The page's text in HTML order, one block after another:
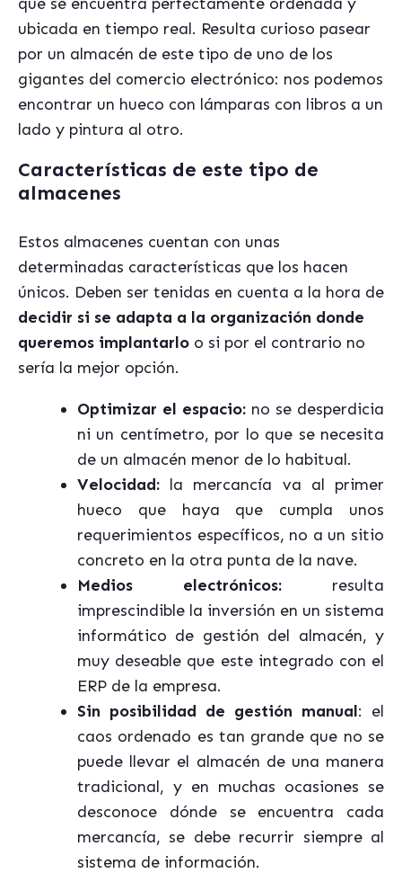
ubicada en tiempo real. Resulta curioso pasear
por un almacén de este tipo de uno de los
gigantes del comercio electrónico: nos podemos
encontrar un hueco con lámparas con libros a un
lado y pintura al otro.
Características de este tipo de
almacenes
Estos almacenes cuentan con unas
determinadas características que los hacen
únicos. Deben ser tenidas en cuenta a la hora de
decidir si se adapta a la organización donde
queremos implantarlo o si por el contrario no
sería la mejor opción.
Optimizar el espacio: no se desperdicia
ni un centímetro, por lo que se necesita
de un almacén menor de lo habitual.
Velocidad: la mercancía va al primer
hueco que haya que cumpla unos
requerimientos específicos, no a un sitio
concreto en la otra punta de la nave.
Medios electrónicos: resulta
imprescindible la inversión en un sistema
informático de gestión del almacén, y
muy deseable que este integrado con el
ERP de la empresa.
Sin posibilidad de gestión manual: el
caos ordenado es tan grande que no se
puede llevar el almacén de una manera
tradicional, y en muchas ocasiones se
desconoce dónde se encuentra cada
mercancía, se debe recurrir siempre al
sistema de información.